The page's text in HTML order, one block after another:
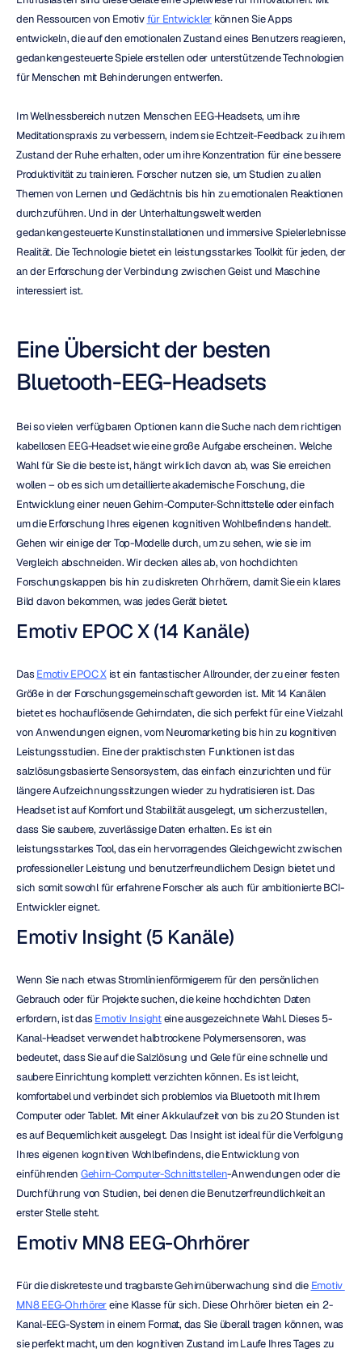
den Ressourcen von Emotiv für Entwickler können Sie Apps
entwickeln, die auf den emotionalen Zustand eines Benutzers reagieren,
gedankengesteuerte Spiele erstellen oder unterstützende Technologien
für Menschen mit Behinderungen entwerfen.
Im Wellnessbereich nutzen Menschen EEG-Headsets, um ihre
Meditationspraxis zu verbessern, indem sie Echtzeit-Feedback zu ihrem
Zustand der Ruhe erhalten, oder um ihre Konzentration für eine bessere
Produktivität zu trainieren. Forscher nutzen sie, um Studien zu allen
Themen von Lernen und Gedächtnis bis hin zu emotionalen Reaktionen
durchzuführen. Und in der Unterhaltungswelt werden
gedankengesteuerte Kunstinstallationen und immersive Spielerlebnisse
Realität. Die Technologie bietet ein leistungsstarkes Toolkit für jeden, der
an der Erforschung der Verbindung zwischen Geist und Maschine
interessiert ist.
Eine Übersicht der besten
Bluetooth-EEG-Headsets
Bei so vielen verfügbaren Optionen kann die Suche nach dem richtigen
kabellosen EEG-Headset wie eine große Aufgabe erscheinen. Welche
Wahl für Sie die beste ist, hängt wirklich davon ab, was Sie erreichen
wollen – ob es sich um detaillierte akademische Forschung, die
Entwicklung einer neuen Gehirn-Computer-Schnittstelle oder einfach
um die Erforschung Ihres eigenen kognitiven Wohlbefindens handelt.
Gehen wir einige der Top-Modelle durch, um zu sehen, wie sie im
Vergleich abschneiden. Wir decken alles ab, von hochdichten
Forschungskappen bis hin zu diskreten Ohrhörern, damit Sie ein klares
Bild davon bekommen, was jedes Gerät bietet.
Emotiv EPOC X (14 Kanäle)
Das Emotiv EPOC X ist ein fantastischer Allrounder, der zu einer festen
Größe in der Forschungsgemeinschaft geworden ist. Mit 14 Kanälen
bietet es hochauflösende Gehirndaten, die sich perfekt für eine Vielzahl
von Anwendungen eignen, vom Neuromarketing bis hin zu kognitiven
Leistungsstudien. Eine der praktischsten Funktionen ist das
salzlösungsbasierte Sensorsystem, das einfach einzurichten und für
längere Aufzeichnungssitzungen wieder zu hydratisieren ist. Das
Headset ist auf Komfort und Stabilität ausgelegt, um sicherzustellen,
dass Sie saubere, zuverlässige Daten erhalten. Es ist ein
leistungsstarkes Tool, das ein hervorragendes Gleichgewicht zwischen
professioneller Leistung und benutzerfreundlichem Design bietet und
sich somit sowohl für erfahrene Forscher als auch für ambitionierte BCI-
Entwickler eignet.
Emotiv Insight (5 Kanäle)
Wenn Sie nach etwas Stromlinienförmigerem für den persönlichen
Gebrauch oder für Projekte suchen, die keine hochdichten Daten
erfordern, ist das Emotiv Insight eine ausgezeichnete Wahl. Dieses 5-
Kanal-Headset verwendet halbtrockene Polymersensoren, was
bedeutet, dass Sie auf die Salzlösung und Gele für eine schnelle und
saubere Einrichtung komplett verzichten können. Es ist leicht,
komfortabel und verbindet sich problemlos via Bluetooth mit Ihrem
Computer oder Tablet. Mit einer Akkulaufzeit von bis zu 20 Stunden ist
es auf Bequemlichkeit ausgelegt. Das Insight ist ideal für die Verfolgung
Ihres eigenen kognitiven Wohlbefindens, die Entwicklung von
einführenden Gehirn-Computer-Schnittstellen-Anwendungen oder die
Durchführung von Studien, bei denen die Benutzerfreundlichkeit an
erster Stelle steht.
Emotiv MN8 EEG-Ohrhörer
Für die diskreteste und tragbarste Gehirnüberwachung sind die Emotiv
MN8 EEG-Ohrhörer eine Klasse für sich. Diese Ohrhörer bieten ein 2-
Kanal-EEG-System in einem Format, das Sie überall tragen können, was
sie perfekt macht, um den kognitiven Zustand im Laufe Ihres Tages zu